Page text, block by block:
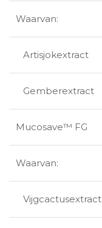
Waarvan:
Artisjokextract
Gemberextract
Mucosave™ FG
Waarvan:
Vijgcactusextract